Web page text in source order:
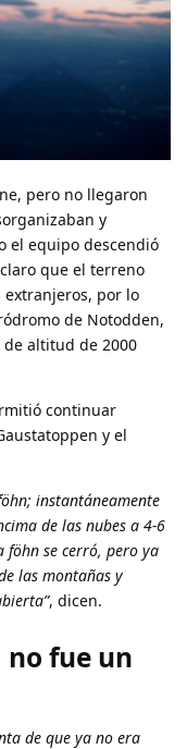
pero no llegaron
y
el equipo descendió
que el terreno
extranjeros, por lo
de Notodden,
altitud de 2000
continuar
y el
instantáneamente
de las nubes a 4-6
föhn se cerró, pero ya
las montañas y
, dicen.
no fue un
de que ya no era